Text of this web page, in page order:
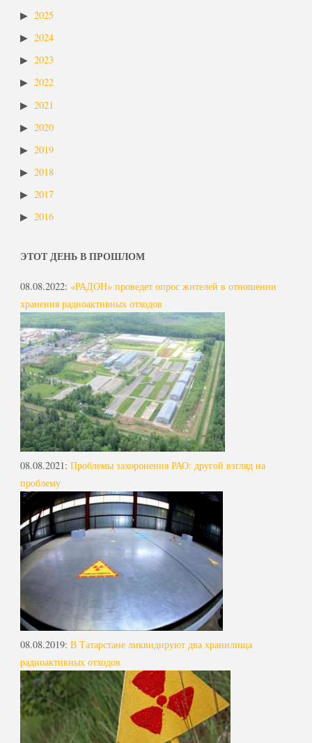
2025
2024
2023
2022
2021
2020
2019
2018
2017
2016
ЭТОТ ДЕНЬ В ПРОШЛОМ
08.08.2022: «РАДОН» проведет опрос жителей в отношении
хранения радиоактивных отходов
08.08.2021: Проблемы захоронения РАО: другой взгляд на
проблему
08.08.2019: В Татарстане ликвидируют два хранилища
радиоактивных отходов